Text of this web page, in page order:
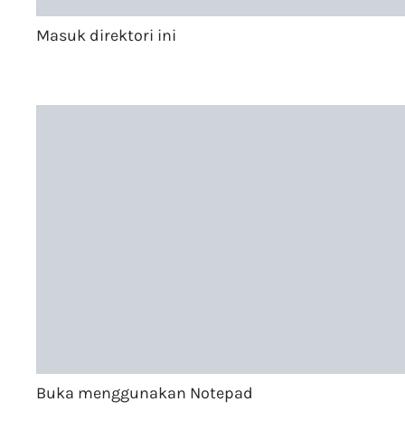
Masuk direktori ini
Buka menggunakan Notepad